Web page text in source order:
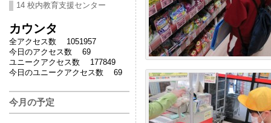
14 校内教育支援センター
カウンタ
全アクセス数 1051957
今日のアクセス数 69
ユニークアクセス数 177849
今日のユニークアクセス数 69
今月の予定